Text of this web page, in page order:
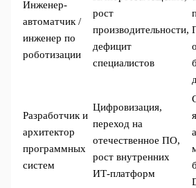
Инженер-
автоматчик /
инженер по
роботизации
рост
производительности,
дефицит
специалистов
Разработчик и
архитектор
программных
систем
Цифровизация,
переход на
отечественное ПО,
рост внутренних
ИТ-платформ